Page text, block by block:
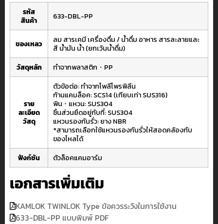
รหัส
สินค้า
633-DBL-PP
ของเหลว ลม สารเคมีเครื่องดื่ม / น้ำดื่ม อาหาร สารละลายและ
สี น้ำมัน น้ำ (ยกเว้นน้ำดื่ม)
วัสดุหลัก
ทำจากพลาสติก・PP
ราย
ละเอียด
วัสดุ
ตัวข้อต่อ: ทำจากโพลีโพรพิลีน
ก้านแคมล็อค: SCS14 (เทียบเท่า SUS316)
พิน ･ แหวน: SUS304
ชิ้นส่วนยึดอยู่กับที่: SUS304
แหวนรองกันรั่ว: ยาง NBR
*สามารถเลือกใช้แหวนรองกันรั่วให้สอดคล้องกับ
ของไหลได้
ฟังก์ชัน
ตัวล็อคแคมอาร์ม
เอกสารเพิ่มเติม
KAMLOK TWINLOK Type ข้อควรระวังในการใช้งาน
633-DBL-PP แบบพิมพ์ PDF